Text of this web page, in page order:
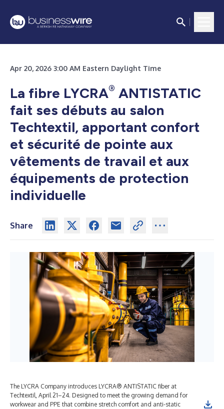
Apr 20, 2026 3:00 AM Eastern Daylight Time
La fibre LYCRA® ANTISTATIC
fait ses débuts au salon
Techtextil, apportant confort
et sécurité de pointe aux
vêtements de travail et aux
équipements de protection
individuelle
Share
The LYCRA Company introduces LYCRA® ANTISTATIC fiber at
Techtextil, April 21–24. Designed to meet the growing demand for
workwear and PPE that combine stretch comfort and anti-static